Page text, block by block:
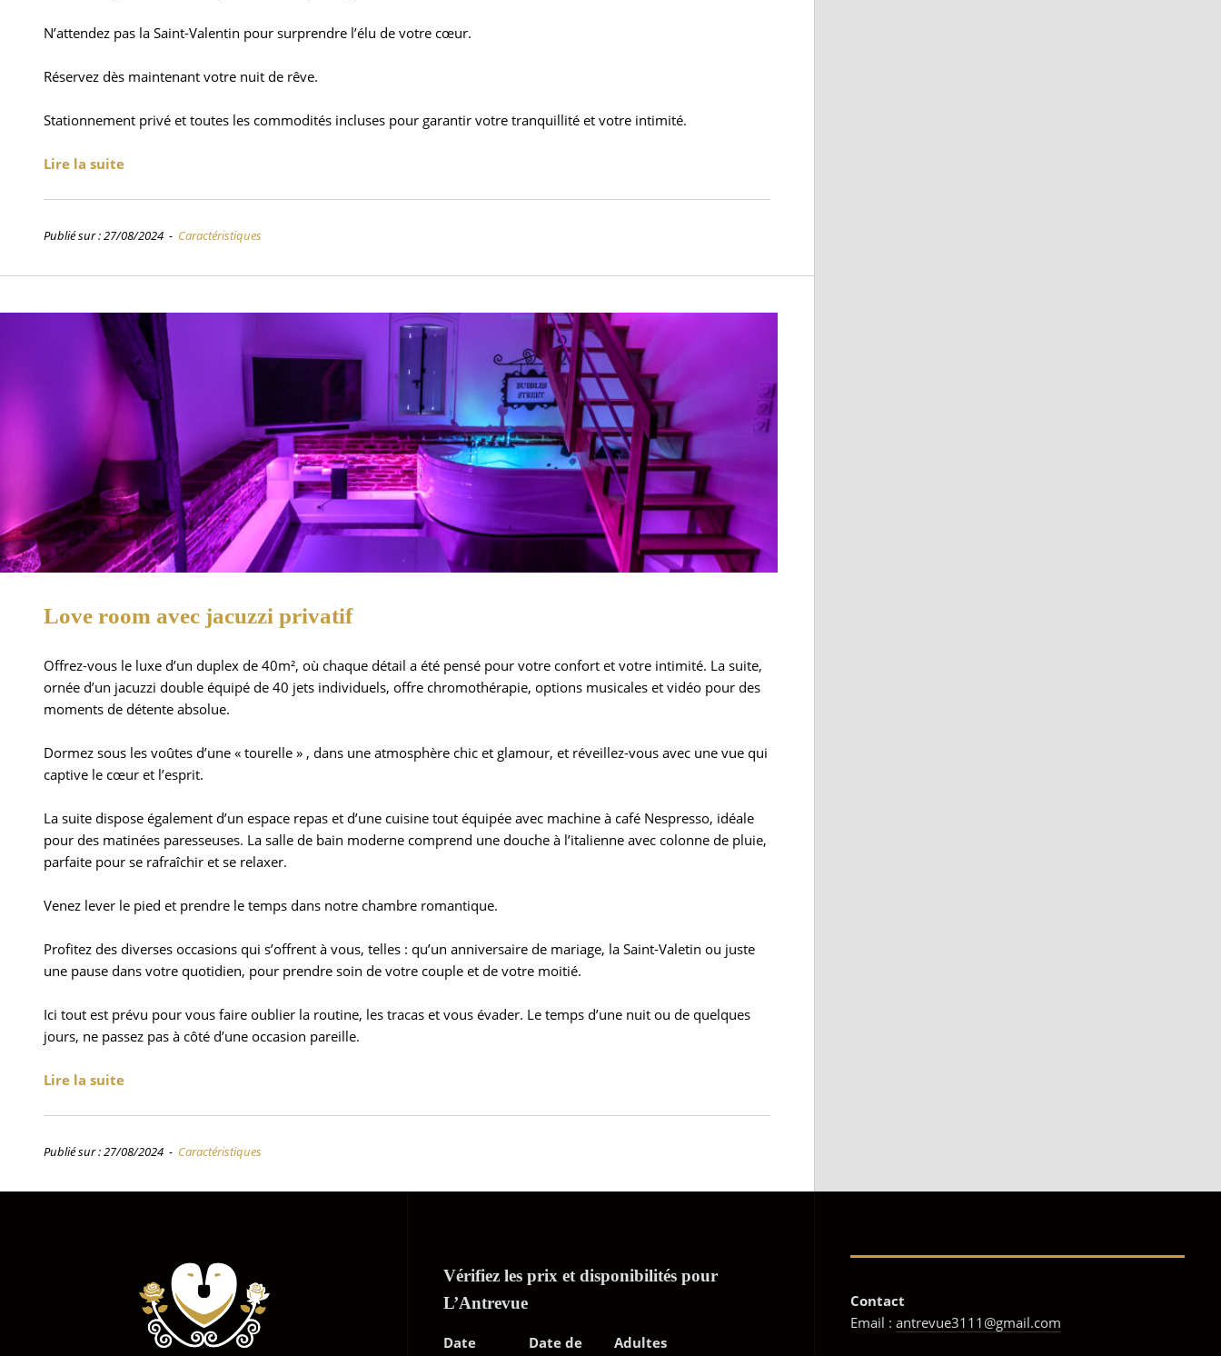
N’attendez pas la Saint-Valentin pour surprendre l’élu de votre cœur.
Réservez dès maintenant votre nuit de rêve.
Stationnement privé et toutes les commodités incluses pour garantir votre tranquillité et votre intimité.
Lire la suite
Publié sur : 27/08/2024 - Caractéristiques
Love room avec jacuzzi privatif
Offrez-vous le luxe d’un duplex de 40m², où chaque détail a été pensé pour votre confort et votre intimité. La suite,
ornée d’un jacuzzi double équipé de 40 jets individuels, offre chromothérapie, options musicales et vidéo pour des
moments de détente absolue.
Dormez sous les voûtes d’une « tourelle » , dans une atmosphère chic et glamour, et réveillez-vous avec une vue qui
captive le cœur et l’esprit.
La suite dispose également d’un espace repas et d’une cuisine tout équipée avec machine à café Nespresso, idéale
pour des matinées paresseuses. La salle de bain moderne comprend une douche à l’italienne avec colonne de pluie,
parfaite pour se rafraîchir et se relaxer.
Venez lever le pied et prendre le temps dans notre chambre romantique.
Profitez des diverses occasions qui s’offrent à vous, telles : qu’un anniversaire de mariage, la Saint-Valetin ou juste
une pause dans votre quotidien, pour prendre soin de votre couple et de votre moitié.
Ici tout est prévu pour vous faire oublier la routine, les tracas et vous évader. Le temps d’une nuit ou de quelques
jours, ne passez pas à côté d’une occasion pareille.
Lire la suite
Publié sur : 27/08/2024 - Caractéristiques
Vérifiez les prix et disponibilités pour
L’Antrevue
Date
Date de
Adultes
Contact
Email : antrevue3111@gmail.com